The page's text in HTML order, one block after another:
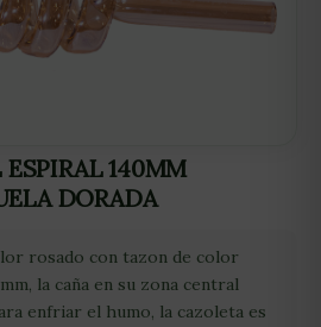
ESPIRAL 140MM
DORADA
rosado con tazon de color
la caña en su zona central
enfriar el humo, la cazoleta es